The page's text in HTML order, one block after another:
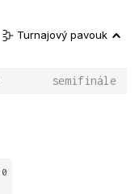
Turnajový pavouk
semifinále
0